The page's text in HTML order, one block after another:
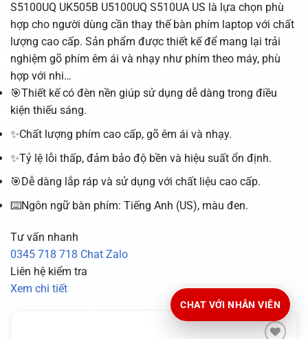
S5100UQ UK505B U5100UQ S510UA US là lựa chọn phù
hợp cho người dùng cần thay thế bàn phím laptop với chất
lượng cao cấp. Sản phẩm được thiết kế để mang lại trải
nghiệm gõ phím êm ái và nhạy như phím theo máy, phù
hợp với nhi…
🎯Thiết kế có đèn nền giúp sử dụng dễ dàng trong điều
kiện thiếu sáng.
✨Chất lượng phím cao cấp, gõ êm ái và nhạy.
✨Tỷ lệ lỗi thấp, đảm bảo độ bền và hiệu suất ổn định.
🎯Dễ dàng lắp ráp và sử dụng với chất liệu cao cấp.
⌨️Ngôn ngữ bàn phím: Tiếng Anh (US), màu đen.
Tư vấn nhanh
0345 718 718 Chat Zalo
Liên hệ kiểm tra
Xem chi tiết
CHAT VỚI NHÂN VIÊN